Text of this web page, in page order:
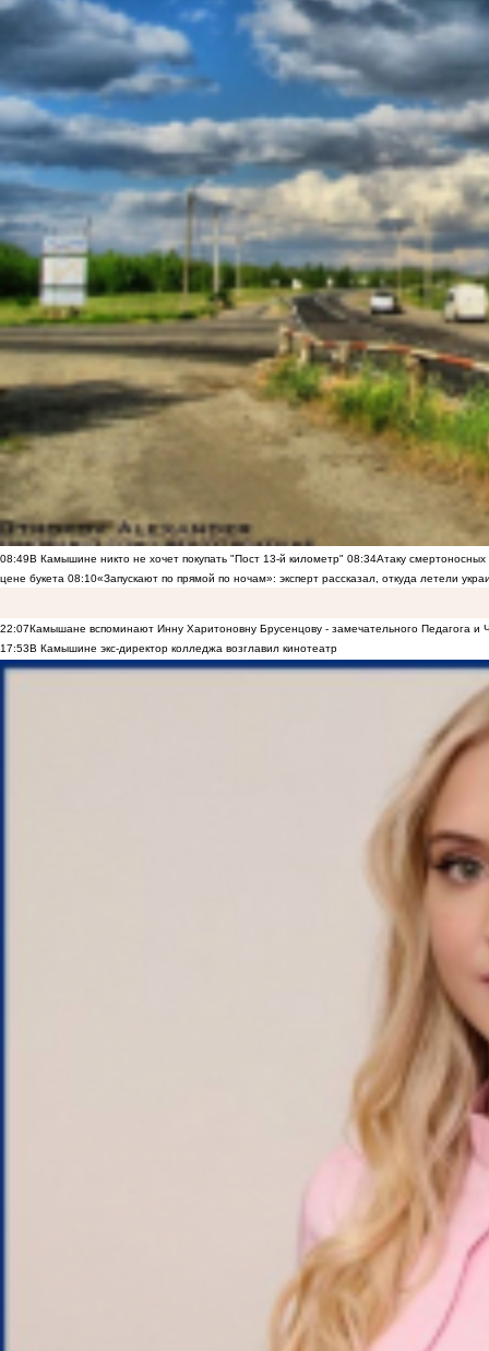
08:49В Камышине никто не хочет покупать "Пост 13-й километр" 08:34Атаку
цене букета 08:10«Запускают по прямой по ночам»: эксперт рассказал, откуда летели
22:07Камышане вспоминают Инну Харитоновну Брусенцову - замечательного Педагога и
17:53В Камышине экс-директор колледжа возглавил кинотеатр